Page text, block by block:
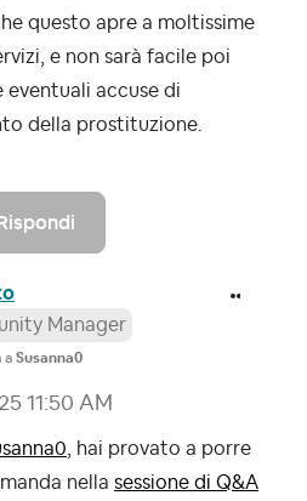
questo apre a moltissime
e non sarà facile poi
eventuali accuse di
della prostituzione.
Manager
a Susanna0
11:50 AM
, hai provato a porre
nella sessione di Q&A